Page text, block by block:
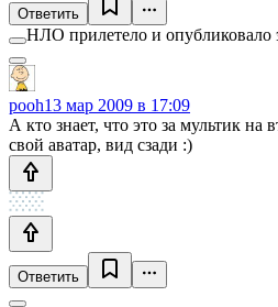
Ответить
НЛО прилетело и опубликовало
pooh13 мар 2009 в 17:09
А кто знает, что это за мультик на
свой аватар, вид сзади :)
Ответить